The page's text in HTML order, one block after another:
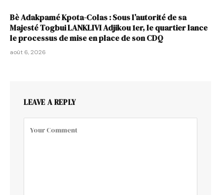
Bè Adakpamé Kpota-Colas : Sous l’autorité de sa
Majesté Togbui LANKLIVI Adjikou 1er, le quartier lance
le processus de mise en place de son CDQ
août 6, 2026
LEAVE A REPLY